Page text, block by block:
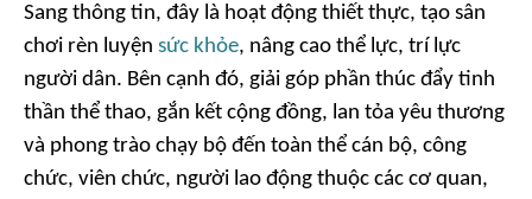
Sang thông tin, đây là hoạt động thiết thực, tạo sân
chơi rèn luyện sức khỏe, nâng cao thể lực, trí lực
người dân. Bên cạnh đó, giải góp phần thúc đẩy tinh
thần thể thao, gắn kết cộng đồng, lan tỏa yêu thương
và phong trào chạy bộ đến toàn thể cán bộ, công
chức, viên chức, người lao động thuộc các cơ quan,